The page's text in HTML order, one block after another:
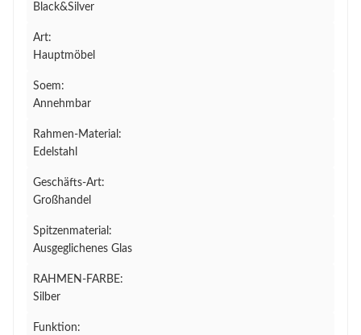
Black&Silver
Art:
Hauptmöbel
Soem:
Annehmbar
Rahmen-Material:
Edelstahl
Geschäfts-Art:
Großhandel
Spitzenmaterial:
Ausgeglichenes Glas
RAHMEN-FARBE:
Silber
Funktion: